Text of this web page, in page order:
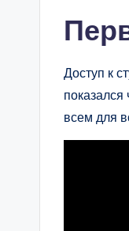
tr
Доступ к
всем для